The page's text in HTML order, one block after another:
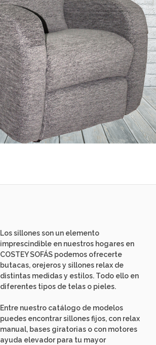
Los sillones son un elemento
imprescindible en nuestros hogares en
COSTEY SOFÁS podemos ofrecerte
butacas, orejeros y sillones relax de
distintas medidas y estilos. Todo ello en
diferentes tipos de telas o pieles.
Entre nuestro catálogo de modelos
puedes encontrar sillones fijos, con relax
manual, bases giratorias o con motores
ayuda elevador para tu mayor